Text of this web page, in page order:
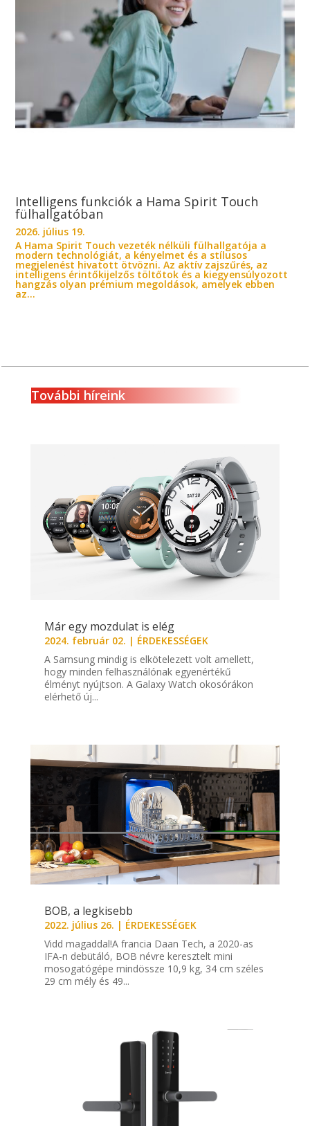
Intelligens funkciók a Hama Spirit Touch
fülhallgatóban
2026. július 19.
A Hama Spirit Touch vezeték nélküli fülhallgatója a
modern technológiát, a kényelmet és a stílusos
megjelenést hivatott ötvözni. Az aktív zajszűrés, az
intelligens érintőkijelzős töltőtok és a kiegyensúlyozott
hangzás olyan prémium megoldások, amelyek ebben
az...
További híreink
Már egy mozdulat is elég
2024. február 02. | ÉRDEKESSÉGEK
A Samsung mindig is elkötelezett volt amellett,
hogy minden felhasználónak egyenértékű
élményt nyújtson. A Galaxy Watch okosórákon
elérhető új...
BOB, a legkisebb
2022. július 26. | ÉRDEKESSÉGEK
Vidd magaddal!A francia Daan Tech, a 2020-as
IFA-n debütáló, BOB névre keresztelt mini
mosogatógépe mindössze 10,9 kg, 34 cm széles
29 cm mély és 49...